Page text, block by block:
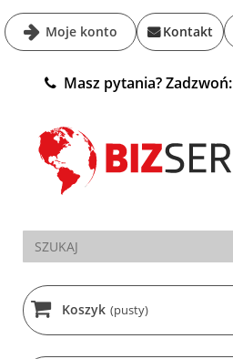
Moje konto Kontakt
Masz pytania? Zadzwoń:
Koszyk (pusty)